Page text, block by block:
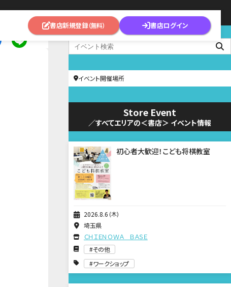
書店新規登録（無料） 書店ログイン
イベント開催場所
Store Event
／すべてエリアの＜書店＞ イベント情報
2026 8 6 木
初心者大歓迎！こども将棋教室
埼玉県
ＣＨＩＥＮＯＷＡ ＢＡＳＥ
その他
ワークショップ